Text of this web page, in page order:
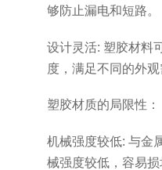
够防止漏电和短路。
设计灵活: 塑胶材料
度，满足不同的外观
塑胶材质的局限性：
机械强度较低: 与金
械强度较低，容易损